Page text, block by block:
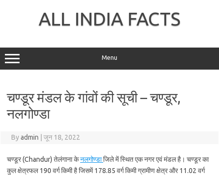
ALL INDIA FACTS
Menu
चण्डूर मंडल के गांवों की सूची – चण्डूर,
नलगोण्डा
Byadmin जून 18, 2022
चण्डूर (Chandur) तेलंगाना केनलगोण्डाजिले में स्थित एक नगर एवं मंडल है। चण्डूर का
कुल क्षेत्रफल 190 वर्ग किमी है जिसमें 178.85 वर्ग किमी ग्रामीण क्षेत्र और 11.02 वर्ग